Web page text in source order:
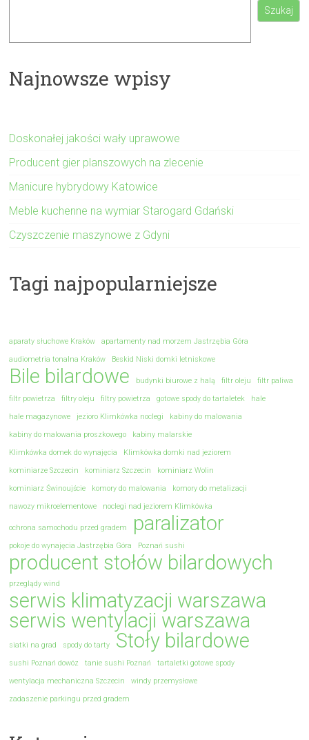
Szukaj
Najnowsze wpisy
Doskonałej jakości wały uprawowe
Producent gier planszowych na zlecenie
Manicure hybrydowy Katowice
Meble kuchenne na wymiar Starogard Gdański
Czyszczenie maszynowe z Gdyni
Tagi najpopularniejsze
aparaty słuchowe Kraków
apartamenty nad morzem Jastrzębia Góra
audiometria tonalna Kraków
Beskid Niski domki letniskowe
Bile bilardowe budynki biurowe z halą filtr oleju
filtr paliwa
filtr powietrza
filtry oleju filtry powietrza gotowe spody do tartaletek
hale
hale magazynowe
jezioro Klimkówka noclegi
kabiny do malowania
kabiny do malowania proszkowego
kabiny malarskie
Klimkówka domek do wynajęcia
Klimkówka domki nad jeziorem
kominiarze Szczecin
kominiarz Szczecin
kominiarz Wolin
kominiarz Świnoujście
komory do malowania
komory do metalizacji
nawozy mikroelementowe
noclegi nad jeziorem Klimkówka
ochrona samochodu przed gradem paralizator
pokoje do wynajęcia Jastrzębia Góra Poznań sushi
producent stołów bilardowych
przeglądy wind
serwis klimatyzacji warszawa
serwis wentylacji warszawa
siatki na grad spody do tarty Stoły bilardowe
sushi Poznań dowóz tanie sushi Poznań
tartaletki gotowe spody
wentylacja mechaniczna Szczecin
windy przemysłowe
zadaszenie parkingu przed gradem